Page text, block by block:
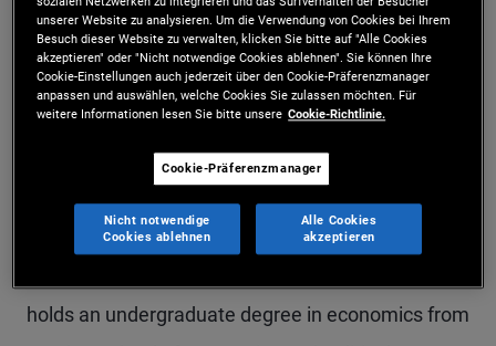
PIMCO in 2017, he was in flow credit trading at
BNP Paribas in Hong Kong, specializing in Asia
investment grade credit market-making. He was
previously a vice president at Deutsche Bank in
and then flow credit trading. He has 17 years of
holds an undergraduate degree in economics from
unserer Website zu analysieren. Um die Verwendung von Cookies bei Ihrem
Besuch dieser Website zu verwalten, klicken Sie bitte auf "Alle Cookies
akzeptieren" oder "Nicht notwendige Cookies ablehnen". Sie können Ihre
Cookie-Einstellungen auch jederzeit über den Cookie-Präferenzmanager
anpassen und auswählen, welche Cookies Sie zulassen möchten. Für
weitere Informationen lesen Sie bitte unsere Cookie-Richtlinie.
Cookie-Präferenzmanager
Nicht notwendige
Cookies ablehnen
Alle Cookies
akzeptieren